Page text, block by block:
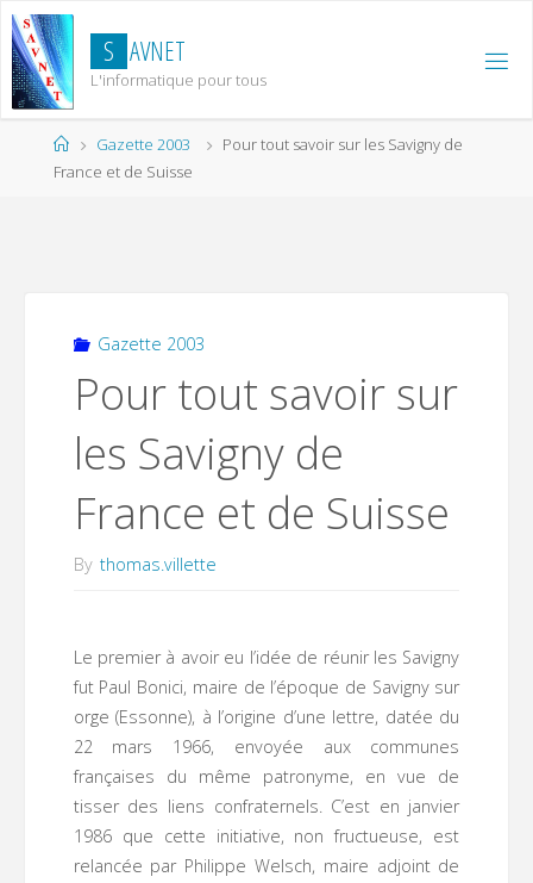
Skip
to
content
S AVNET
L'informatique pour tous
HomeGazette 2003
Pour tout savoir sur les Savigny de
France et de Suisse
Gazette 2003
Pour tout savoir sur
les Savigny de
France et de Suisse
By thomas.villette
Le premier à avoir eu l’idée de réunir les Savigny
fut Paul Bonici, maire de l’époque de Savigny sur
orge (Essonne), à l’origine d’une lettre, datée du
22 mars 1966, envoyée aux communes
françaises du même patronyme, en vue de
tisser des liens confraternels. C’est en janvier
1986 que cette initiative, non fructueuse, est
relancée par Philippe Welsch, maire adjoint de